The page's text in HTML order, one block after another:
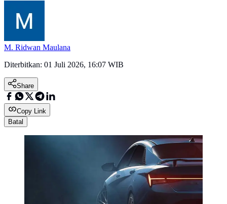
M. Ridwan Maulana
Diterbitkan: 01 Juli 2026, 16:07 WIB
Share
Copy Link
Batal